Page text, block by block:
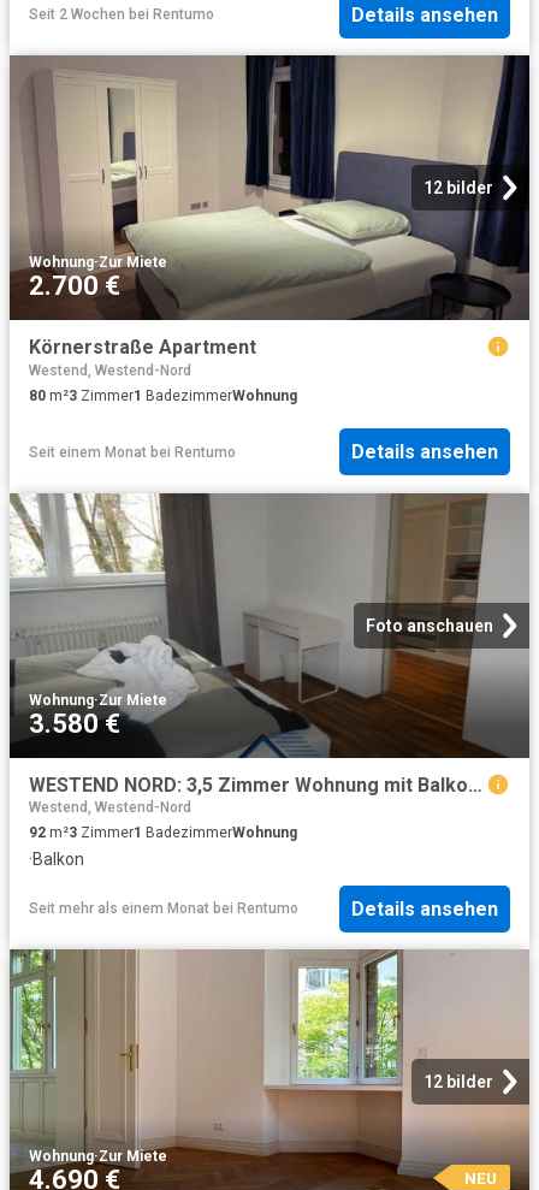
Seit 2 Wochen bei Rentumo Details ansehen
12 bilder
Wohnung·Zur Miete
2.700 €
Körnerstraße Apartment
Westend, Westend-Nord
80 m²3 Zimmer1 BadezimmerWohnung
Seit einem Monat bei Rentumo Details ansehen
Foto anschauen
Wohnung·Zur Miete
3.580 €
WESTEND NORD: 3,5 Zimmer Wohnung mit Balkon und Skyline Blick, hochwertig möbliert, sehr ruhig gelegen
Westend, Westend-Nord
92 m²3 Zimmer1 BadezimmerWohnung
·Balkon
Seit mehr als einem Monat bei Rentumo Details ansehen
12 bilder
Wohnung·Zur Miete
4.690 € NEU